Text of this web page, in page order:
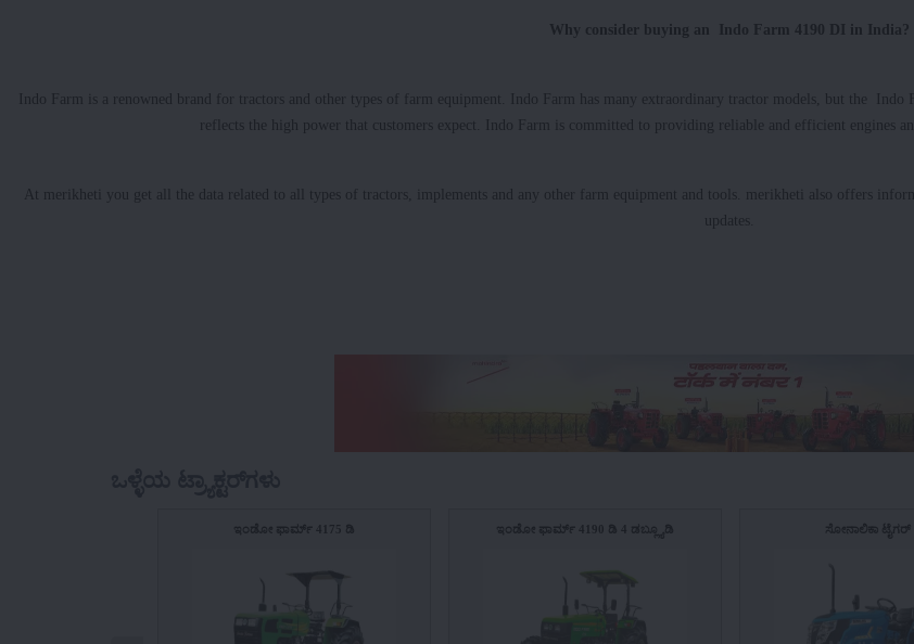
Why consider buying an Indo Farm 4190 DI in India?
Indo Farm is a renowned brand for tractors and other types of farm equipment. Indo Farm has many extraordinary tractor models, but the
reflects the high power that customers expect. Indo Farm is committed to providing reliable and efficient engines
At merikheti you get all the data related to all types of tractors, implements and any other farm equipment and tools. merikheti also offers
updates.
ಇಂಡೋ ಫಾರ್ಮ್ 4175 ಡಿ ಇಂಡೋ ಫಾರ್ಮ್ 4190 ಡಿ 4 ಡಬ್ಲ್ಯೂಡಿ ಸೋನಾಲಿಕಾ ಟೈಗರ್